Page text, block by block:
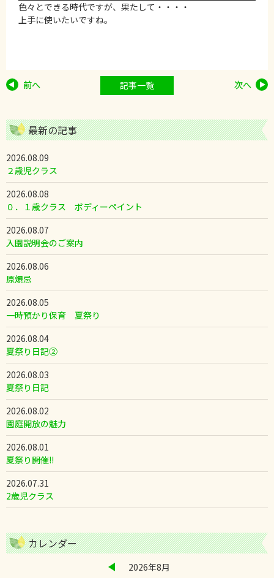
色々とできる時代ですが、果たして・・・・
上手に使いたいですね。
前へ 次へ
記事一覧
最新の記事
2026.08.09
２歳児クラス
2026.08.08
０．１歳クラス ボディーペイント
2026.08.07
入園説明会のご案内
2026.08.06
原爆忌
2026.08.05
一時預かり保育 夏祭り
2026.08.04
夏祭り日記②
2026.08.03
夏祭り日記
2026.08.02
園庭開放の魅力
2026.08.01
夏祭り開催!!
2026.07.31
2歳児クラス
カレンダー
2026年8月